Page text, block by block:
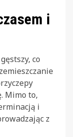
i
co
Mimo to,
i
z